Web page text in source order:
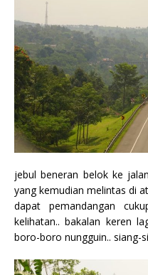
jebul beneran belok ke
yang kemudian melintas di
dapat pemandangan
kelihatan.. bakalan keren
boro-boro nungguin.. siang-